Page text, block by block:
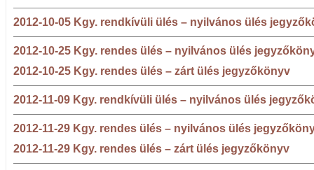
2012-10-05 Kgy. rendkívüli ülés – nyilvános ülés
2012-10-25 Kgy. rendes ülés – nyilvános ülés
2012-10-25 Kgy. rendes ülés – zárt ülés jegyzőkönyv
2012-11-09 Kgy. rendkívüli ülés – nyilvános ülés
2012-11-29 Kgy. rendes ülés – nyilvános ülés
2012-11-29 Kgy. rendes ülés – zárt ülés jegyzőkönyv